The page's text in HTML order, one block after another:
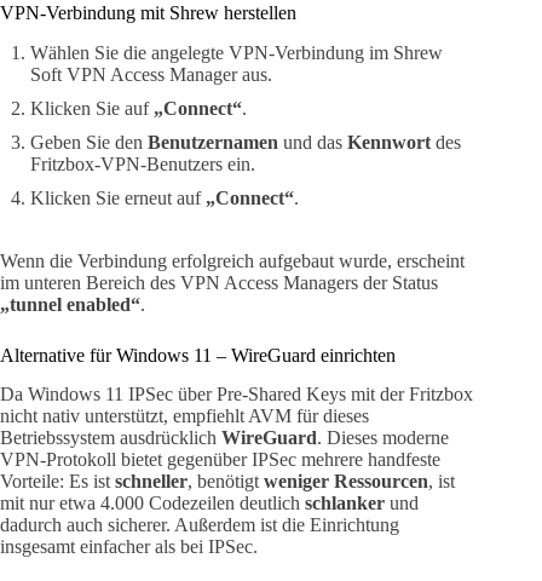
VPN-Verbindung mit Shrew herstellen
Wählen Sie die angelegte VPN-Verbindung im Shrew
Soft VPN Access Manager aus.
Klicken Sie auf „Connect“.
Geben Sie den Benutzernamen und das Kennwort des
Fritzbox-VPN-Benutzers ein.
Klicken Sie erneut auf „Connect“.
Wenn die Verbindung erfolgreich aufgebaut wurde, erscheint
im unteren Bereich des VPN Access Managers der Status
„tunnel enabled“.
Alternative für Windows 11 – WireGuard einrichten
Da Windows 11 IPSec über Pre-Shared Keys mit der Fritzbox
nicht nativ unterstützt, empfiehlt AVM für dieses
Betriebssystem ausdrücklich WireGuard. Dieses moderne
VPN-Protokoll bietet gegenüber IPSec mehrere handfeste
Vorteile: Es ist schneller, benötigt weniger Ressourcen, ist
mit nur etwa 4.000 Codezeilen deutlich schlanker und
dadurch auch sicherer. Außerdem ist die Einrichtung
insgesamt einfacher als bei IPSec.